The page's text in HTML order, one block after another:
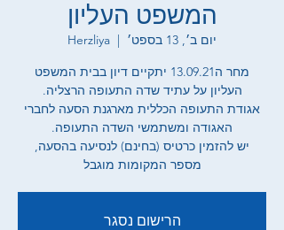
המשפט העליון
יום ב׳, 13 בספט׳
  |
Herzliya
מחר ה13.09.21 יתקיים דיון בבית המשפט
אגודת התעופה הכללית מארגנת הסעה לחברי
יש להזמין כרטיס (בחינם) לנסיעה בהסעה,
מספר המקומות מוגבל
הרישום נסגר